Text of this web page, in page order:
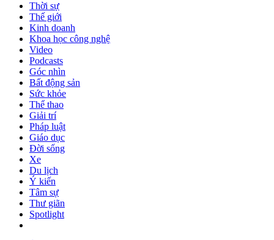
Thời sự
Thế giới
Kinh doanh
Khoa học công nghệ
Video
Podcasts
Góc nhìn
Bất động sản
Sức khỏe
Thể thao
Giải trí
Pháp luật
Giáo dục
Đời sống
Xe
Du lịch
Ý kiến
Tâm sự
Thư giãn
Spotlight